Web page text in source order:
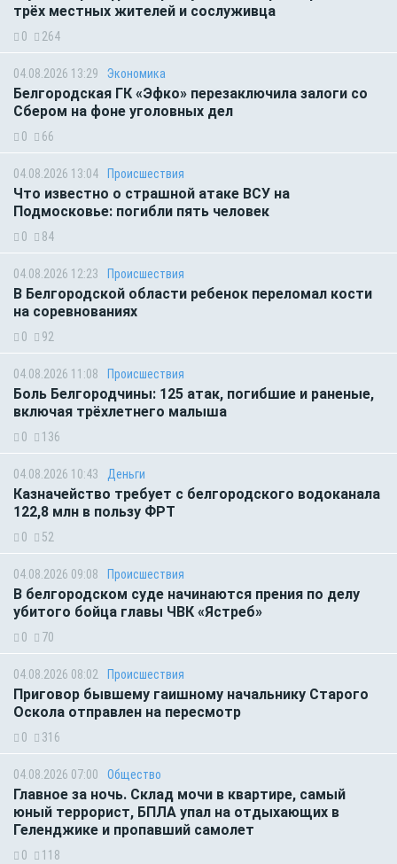
трёх местных жителей и сослуживца
0 264
04.08.2026 13:29 Экономика
Белгородская ГК «Эфко» перезаключила залоги со
Сбером на фоне уголовных дел
0 66
04.08.2026 13:04 Происшествия
Что известно о страшной атаке ВСУ на
Подмосковье: погибли пять человек
0 84
04.08.2026 12:23 Происшествия
В Белгородской области ребенок переломал кости
на соревнованиях
0 92
04.08.2026 11:08 Происшествия
Боль Белгородчины: 125 атак, погибшие и раненые,
включая трёхлетнего малыша
0 136
04.08.2026 10:43 Деньги
Казначейство требует с белгородского водоканала
122,8 млн в пользу ФРТ
0 52
04.08.2026 09:08 Происшествия
В белгородском суде начинаются прения по делу
убитого бойца главы ЧВК «Ястреб»
0 70
04.08.2026 08:02 Происшествия
Приговор бывшему гаишному начальнику Старого
Оскола отправлен на пересмотр
0 316
04.08.2026 07:00 Общество
Главное за ночь. Склад мочи в квартире, самый
юный террорист, БПЛА упал на отдыхающих в
Геленджике и пропавший самолет
0 118